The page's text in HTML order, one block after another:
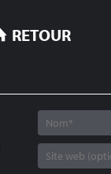
RETOUR